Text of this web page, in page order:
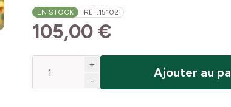
EN STOCK RÉF.15102
105,00 €
+
-
Ajouter au